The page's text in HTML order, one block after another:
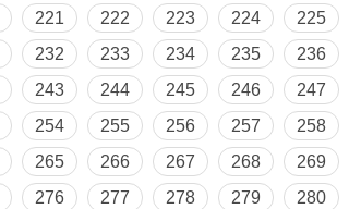
221 222 223 224 225
232 233 234 235 236
243 244 245 246 247
254 255 256 257 258
265 266 267 268 269
276 277 278 279 280